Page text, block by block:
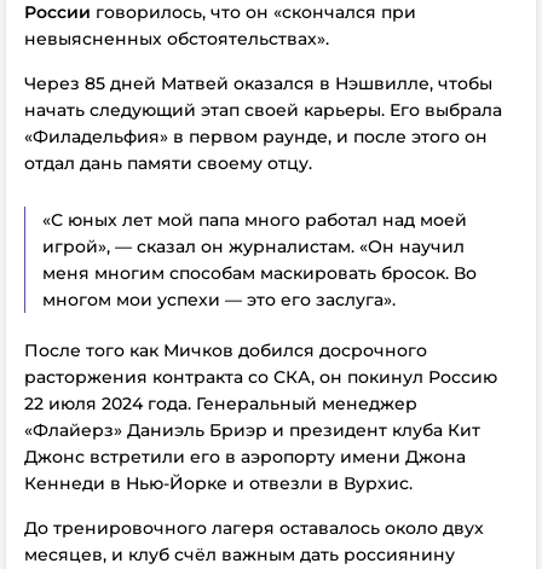
России говорилось, что он «скончался при
невыясненных обстоятельствах».
Через 85 дней Матвей оказался в Нэшвилле, чтобы
начать следующий этап своей карьеры. Его выбрала
«Филадельфия» в первом раунде, и после этого он
отдал дань памяти своему отцу.
«С юных лет мой папа много работал над моей
игрой», — сказал он журналистам. «Он научил
меня многим способам маскировать бросок. Во
многом мои успехи — это его заслуга».
После того как Мичков добился досрочного
расторжения контракта со СКА, он покинул Россию
22 июля 2024 года. Генеральный менеджер
«Флайерз» Даниэль Бриэр и президент клуба Кит
Джонс встретили его в аэропорту имени Джона
Кеннеди в Нью-Йорке и отвезли в Вурхис.
До тренировочного лагеря оставалось около двух
месяцев, и клуб счёл важным дать россиянину